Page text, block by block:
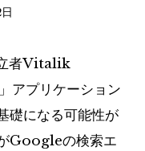
者Vitalik
アプリケーション
礎になる可能性が
Googleの検索エ